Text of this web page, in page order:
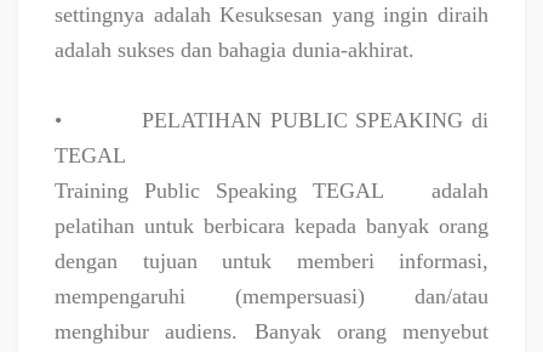
settingnya adalah Kesuksesan yang ingin diraih
adalah sukses dan bahagia dunia-akhirat.
•
PELATIHAN PUBLIC SPEAKING di
TEGAL
Training Public Speaking TEGAL
adalah
pelatihan untuk berbicara kepada banyak orang
dengan tujuan untuk memberi informasi,
mempengaruhi (mempersuasi) dan/atau
menghibur audiens. Banyak orang menyebut